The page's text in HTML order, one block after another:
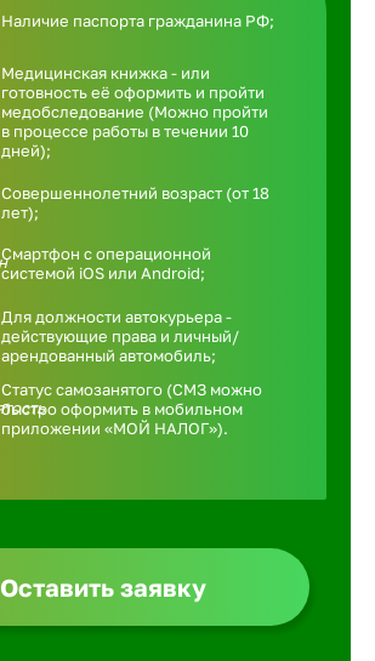
Наличие паспорта гражданина РФ;
Медицинская книжка - или
готовность её оформить и пройти
медобследование (Можно пройти
в процессе работы в течении 10
дней);
Совершеннолетний возраст (от 18
лет);
Смартфон с операционной
системой iOS или Android;
Для должности автокурьера -
действующие права и личный/
арендованный автомобиль;
Статус самозанятого (СМЗ можно
быстро оформить в мобильном
приложении «МОЙ НАЛОГ»).
Оставить заявку